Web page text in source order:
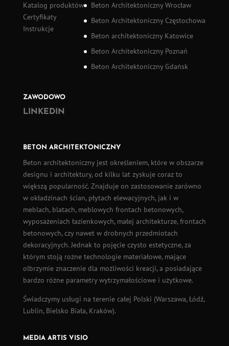
Katalog produktów
Certyfikaty
Instrukcje
Beton Architektoniczny Wrocław
Beton Architektoniczny Częstochowa
Beton architektoniczny Katowice
Beton Architektoniczny Poznań
Beton Architektoniczny Gdańsk
ZAWODOWO
LINKEDIN
BETON ARCHITEKTONICZNY
Beton architektonicznyjest określeniem, które w obszarze
designu i architektury, od kilku lat zyskuje coraz to
większą popularność. Znajduje on zastosowanie zarówno
w okładzinach ścian, płytach elewacyjnych, jak i w
meblach, blatach, meblowych frontach betonowych,
wyposażeniach łazienkowych, małej architekturze, frontach
betonowych, czy nawet w drobnych przedmiotach
dekoracyjnych. Jednak to pojęcie czysto estetyczne, za
którym stoją rożne technologie materiałowe, mające
olbrzymie znaczenie dla możliwości kreacji, a posiadające
bardzo różne parametry wytrzymałościowe i użytkowe.
Świadczymy usługi na terenie całej Polski (Warszawa,Łódź,
Lublin, Bielsko Biała, Kraków).
MEDIA ARTIS VISIO